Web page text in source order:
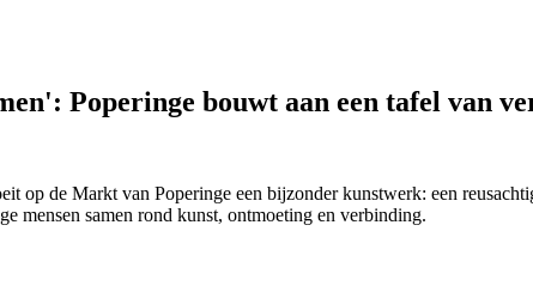
Poperinge bouwt aan een tafel van
op de Markt van Poperinge een bijzonder kunstwerk: een
mensen samen rond kunst, ontmoeting en verbinding.